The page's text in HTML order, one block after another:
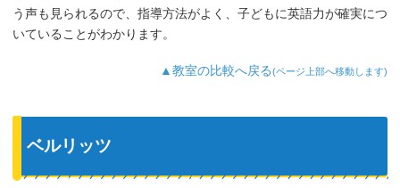
う声も見られるので、指導方法がよく、子どもに英語力が確実につ
いていることがわかります。
▲教室の比較へ戻る(ページ上部へ移動します)
ベルリッツ